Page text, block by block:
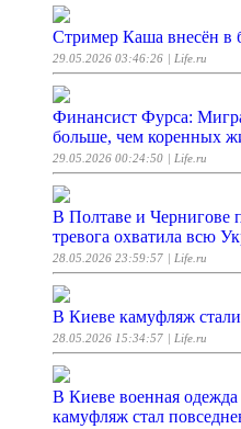
Стример Каша внесён в
29.05.2026 03:46:26 | Life.ru
Финансист Фурса:
больше, чем коренных
29.05.2026 00:24:50 | Life.ru
В Полтаве и Чернигове
тревога охватила всю
28.05.2026 23:59:57 | Life.ru
В Киеве камуфляж
28.05.2026 15:34:57 | Life.ru
В Киеве военная
камуфляж стал